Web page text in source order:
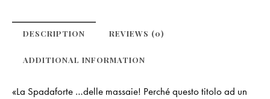
DESCRIPTION REVIEWS (0)
ADDITIONAL INFORMATION
«La Spadaforte …delle massaie! Perché questo titolo ad un